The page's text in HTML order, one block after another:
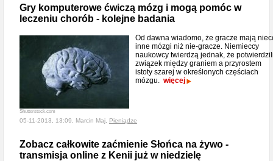
Gry komputerowe ćwiczą mózg i mogą pomóc w
leczeniu chorób - kolejne badania
Shutterstock.com
Od dawna wiadomo, że gracze mają
inne mózgi niż nie-gracze. Niemieccy
naukowcy twierdzą jednak, że
związek między graniem a przyrostem
istoty szarej w określonych częściach
mózgu. więcej
05-11-2013, 13:09, Marcin Maj, Pieniądze
Zobacz całkowite zaćmienie Słońca na żywo -
transmisja online z Kenii już w niedzielę